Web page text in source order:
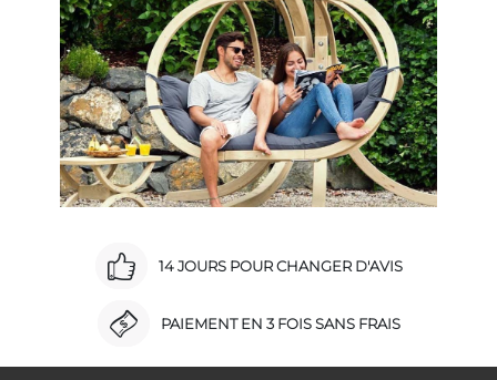
14 JOURS POUR CHANGER D'AVIS
PAIEMENT EN 3 FOIS SANS FRAIS